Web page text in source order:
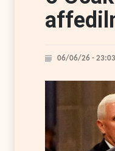
06/06/26 - 23:03